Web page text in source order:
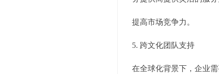
提高市场竞争力。
5. 跨文化团队支持
在全球化背景下，企业